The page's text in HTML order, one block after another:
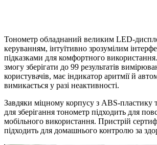
Тонометр обладнаний великим LED-
керуванням, інтуїтивно зрозумілим
підказками для комфортного
змогу зберігати до 99 результатів
користувачів, має індикатор аритмії й
вимикається у разі неактивності.
Завдяки міцному корпусу з ABS-пластику
для зберігання тонометр підходить для
мобільного використання. Пристрій
підходить для домашнього контролю за